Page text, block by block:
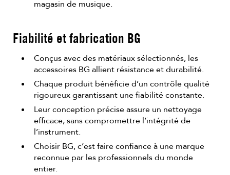
magasin de musique.
Fiabilité et fabrication BG
Conçus avec des matériaux sélectionnés, les
accessoires BG allient résistance et durabilité.
Chaque produit bénéficie d’un contrôle qualité
rigoureux garantissant une fiabilité constante.
Leur conception précise assure un nettoyage
efficace, sans compromettre l’intégrité de
l’instrument.
Choisir BG, c’est faire confiance à une marque
reconnue par les professionnels du monde
entier.